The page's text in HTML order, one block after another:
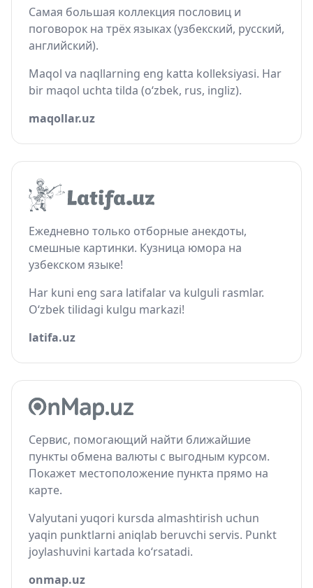
Самая большая коллекция пословиц и
поговорок на трёх языках (узбекский, русский,
английский).
Maqol va naqllarning eng katta kolleksiyasi. Har
bir maqol uchta tilda (o‘zbek, rus, ingliz).
maqollar.uz
Ежедневно только отборные анекдоты,
смешные картинки. Кузница юмора на
узбекском языке!
Har kuni eng sara latifalar va kulguli rasmlar.
O‘zbek tilidagi kulgu markazi!
latifa.uz
Сервис, помогающий найти ближайшие
пункты обмена валюты с выгодным курсом.
Покажет местоположение пункта прямо на
карте.
Valyutani yuqori kursda almashtirish uchun
yaqin punktlarni aniqlab beruvchi servis. Punkt
joylashuvini kartada ko‘rsatadi.
onmap.uz